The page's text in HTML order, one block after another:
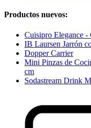
Productos nuevos:
Cuisipro Elegance -
IB Laursen Jarrón
Dopper Carrier
Mini Pinzas de
cm
Sodastream Drink